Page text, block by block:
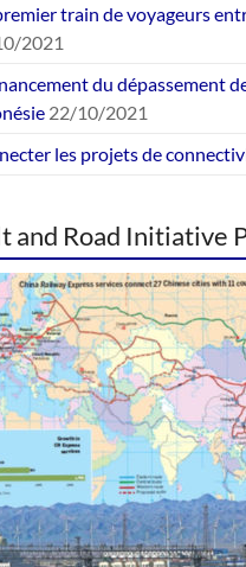
train de voyageurs
2021
du dépassement
22/10/2021
les projets de
and Road Initiative